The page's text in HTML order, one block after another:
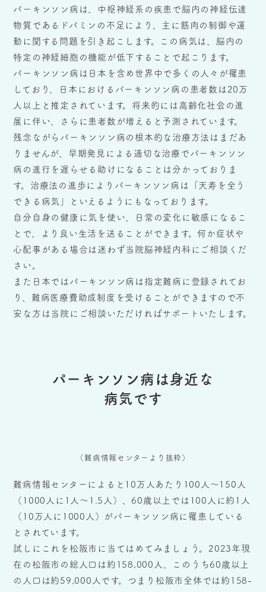
パーキンソン病は、中枢神経系の疾患で脳内の神経伝達
物質であるドパミンの不足により、主に筋肉の制御や運
動に関する問題を引き起こします。この病気は、脳内の
特定の神経細胞の機能が低下することで起こります。
パーキンソン病は日本を含め世界中で多くの人々が罹患
しており、日本におけるパーキンソン病の患者数は20万
人以上と推定されています。将来的には高齢化社会の進
展に伴い、さらに患者数が増えると予測されています。
残念ながらパーキンソン病の根本的な治療方法はまだあ
りませんが、早期発見による適切な治療でパーキンソン
病の進行を遅らせる助けになることは分かっておりま
す。治療法の進歩によりパーキンソン病は「天寿を全う
できる病気」といえるようにもなっております。
自分自身の健康に気を使い、日常の変化に敏感になるこ
とで、より良い生活を送ることができます。何か症状や
心配事がある場合は迷わず当院脳神経内科にご相談くだ
さい。
また日本ではパーキンソン病は指定難病に登録されてお
り、難病医療費助成制度を受けることができますので不
安な方は当院にご相談いただければサポートいたします。
パーキンソン病は身近な
病気です
（難病情報センターより抜粋）
難病情報センターによると10万人あたり100人～150人
（1000人に1人～1.5人）、60歳以上では100人に約1人
（10万人に1000人）がパーキンソン病に罹患している
とされています。
試しにこれを松阪市に当てはめてみましょう。2023年現
在の松阪市の総人口は約158,000人、このうち60歳以上
の人口は約59,000人です。つまり松阪市全体では約158-